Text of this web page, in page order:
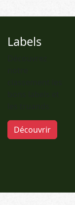
Labels
Découvrir